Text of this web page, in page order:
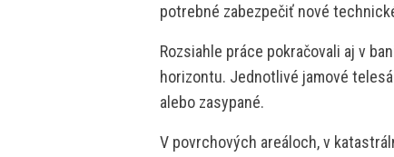
potrebné zabezpečiť nové
Rozsiahle práce pokračovali aj v
horizontu. Jednotlivé jamové
alebo zasypané.
V povrchových areáloch, v